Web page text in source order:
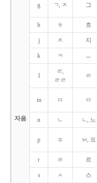
자음
g ㄱ, ㅈ 그
h ㅎ 흐
j ㅈ 지
k ㅋ ㅡ
l
ㄹ,
ㄹㄹ
ㄹ
m ㅁ ㅁ
n ㄴ ㄴ, 느
p ㅍ ㅂ, 프
r ㄹ 르
s ㅅ 스